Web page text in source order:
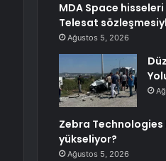
MDA Space
Telesat
Ağustos 5, 2026
Zebra
yükseliyor?
Ağustos 5, 2026